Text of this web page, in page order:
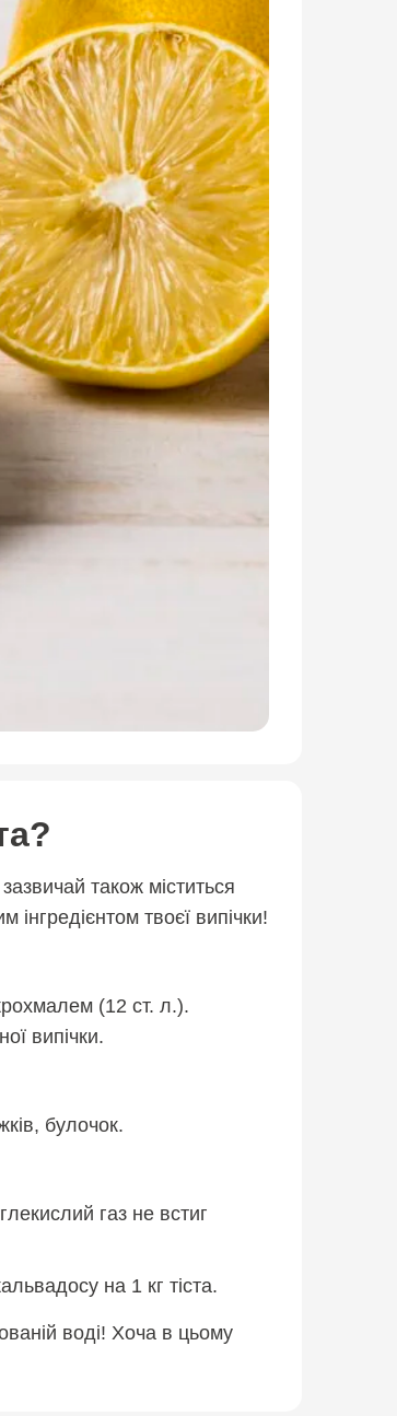
також міститься
твоєї випічки!
(12 ст. л.).
випічки.
булочок.
газ не встиг
на 1 кг тіста.
воді! Хоча в цьому